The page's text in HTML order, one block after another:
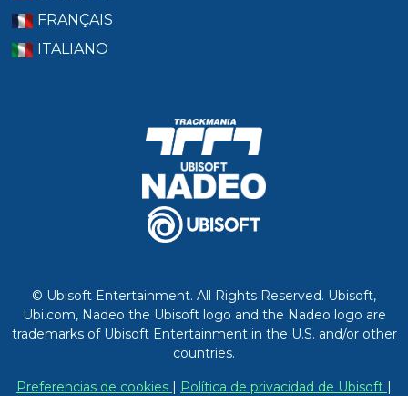
FRANÇAIS
ITALIANO
© Ubisoft Entertainment. All Rights Reserved. Ubisoft,
Ubi.com, Nadeo the Ubisoft logo and the Nadeo logo are
trademarks of Ubisoft Entertainment in the U.S. and/or other
countries.
Preferencias de cookies | Política de privacidad de Ubisoft |